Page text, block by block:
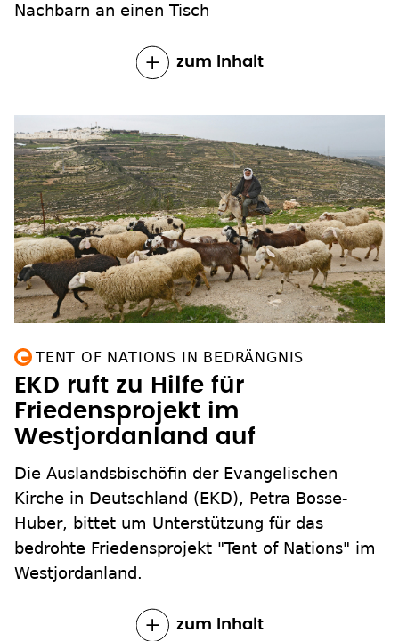
Nachbarn an einen Tisch
zum Inhalt
TENT OF NATIONS IN BEDRÄNGNIS
EKD ruft zu Hilfe für
Friedensprojekt im
Westjordanland auf
Die Auslandsbischöfin der Evangelischen
Kirche in Deutschland (EKD), Petra Bosse-
Huber, bittet um Unterstützung für das
bedrohte Friedensprojekt "Tent of Nations" im
Westjordanland.
zum Inhalt